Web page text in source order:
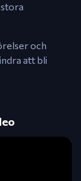
och
att bli